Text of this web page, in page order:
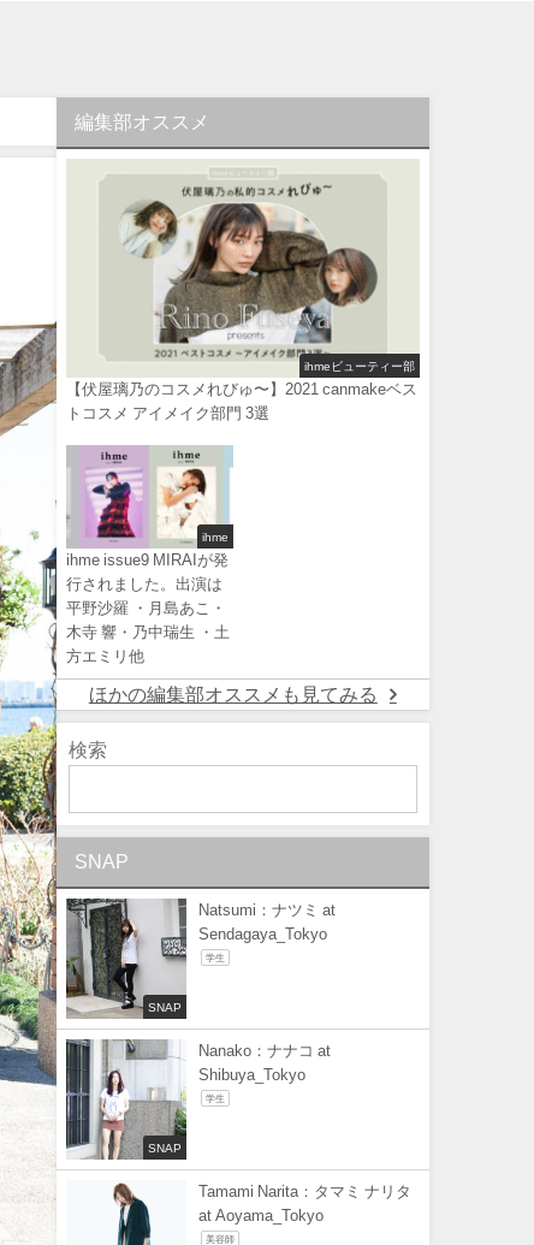
編集部オススメ
ihmeビューティー部
【伏屋璃乃のコスメれびゅ〜】2021 canmakeベス
トコスメ アイメイク部門 3選
ihme
ihme issue9 MIRAIが発
行されました。出演は
平野沙羅 ・月島あこ・
木寺 響・乃中瑞生 ・土
方エミリ他
ほかの編集部オススメも見てみる
検索
SNAP
SNAP
Natsumi：ナツミ at
Sendagaya_Tokyo
学生
SNAP
Nanako：ナナコ at
Shibuya_Tokyo
学生
Tamami Narita：タマミ ナリタ
at Aoyama_Tokyo
美容師